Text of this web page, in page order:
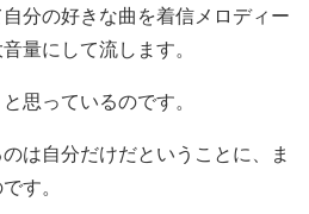
分の好きな曲を着信メロディー
量にして流します。
思っているのです。
は自分だけだということに、ま
す。